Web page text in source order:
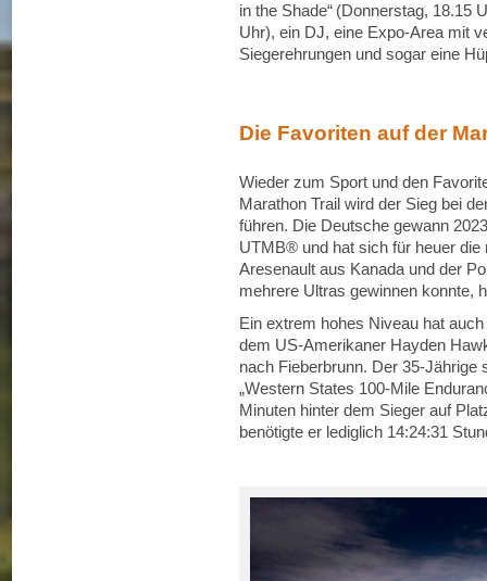
in the Shade“ (Donnerstag, 18.15
Uhr), ein DJ, eine Expo-Area mit
Siegerehrungen und sogar eine
Die Favoriten auf der
Wieder zum Sport und den
Marathon Trail wird der Sieg bei
führen. Die Deutsche gewann
UTMB® und hat sich für heuer
Aresenault aus Kanada und der
mehrere Ultras gewinnen konnte,
Ein extrem hohes Niveau hat
dem US-Amerikaner Hayden
nach Fieberbrunn. Der 35-Jährige
„Western States 100-Mile
Minuten hinter dem Sieger auf
benötigte er lediglich 14:24:31